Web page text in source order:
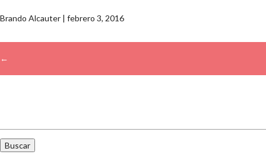
Brando Alcauter | febrero 3, 2016
←